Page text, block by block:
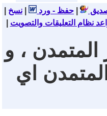
حفظ - ورد
نظام التعليقات والتصويت
المتمدن ، و
اي